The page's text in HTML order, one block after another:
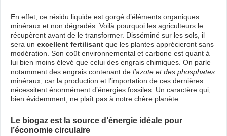
En effet, ce résidu liquide est gorgé d’éléments organiques
minéraux et non dégradés. Voilà pourquoi les agriculteurs le
récupèrent avant de le transformer. Disséminé sur les sols, il
sera un excellent fertilisant que les plantes apprécieront sans
modération. Son coût environnemental et carbone est quant à
lui bien moins élevé que celui des engrais chimiques. On parle
notamment des engrais contenant de l’azote et des phosphates
minéraux, car la production et l’importation de ces dernières
nécessitent énormément d’énergies fossiles. Un caractère qui,
bien évidemment, ne plaît pas à notre chère planète.
Le biogaz est la source d’énergie idéale pour
l’économie circulaire